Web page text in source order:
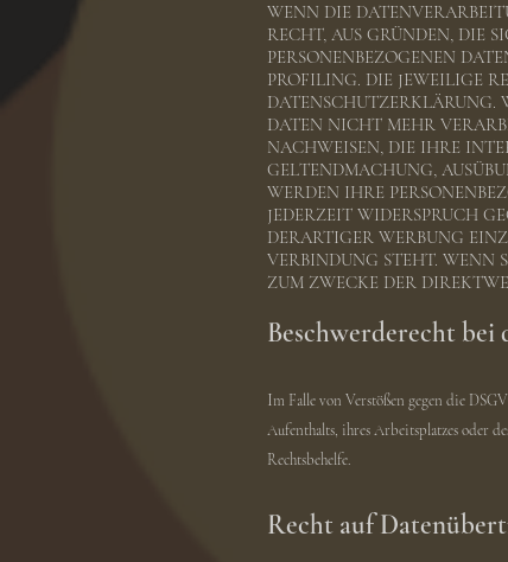
WENN DIE
RECHT, AUS GRÜNDEN, DIE
PERSONENBEZOGENEN
PROFILING. DIE JEWEILIGE
DATENSCHUTZERKLÄRUNG.
DATEN NICHT MEHR
NACHWEISEN, DIE IHRE
GELTENDMACHUNG,
WERDEN IHRE
JEDERZEIT WIDERSPRUCH
DERARTIGER WERBUNG
VERBINDUNG STEHT. WENN
ZUM ZWECKE DER
Beschwerderecht bei
Im Falle von Verstößen gegen die
Aufenthalts, ihres Arbeitsplatzes oder
Rechtsbehelfe.
Recht auf